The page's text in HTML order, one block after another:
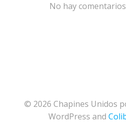
No hay
© 2026 Chapines Unidos
WordPress and